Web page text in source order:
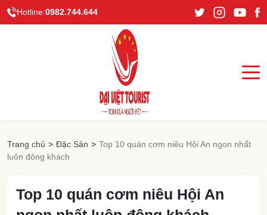
Hotline:0982.744.644
Trang chủ > Đặc Sản > Top 10 quán cơm niêu Hội An ngon nhất
luôn đông khách
Top 10 quán cơm niêu Hội An